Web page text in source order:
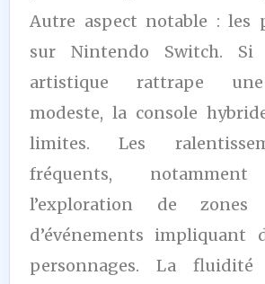
Autre aspect notable : les
sur Nintendo Switch.
artistique rattrape
modeste, la console
limites. Les
fréquents,
l’exploration de
d’événements impliquant
personnages. La